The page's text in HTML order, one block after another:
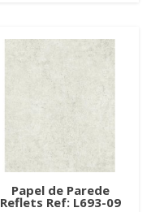
Papel de Parede
Reflets Ref: L693-09